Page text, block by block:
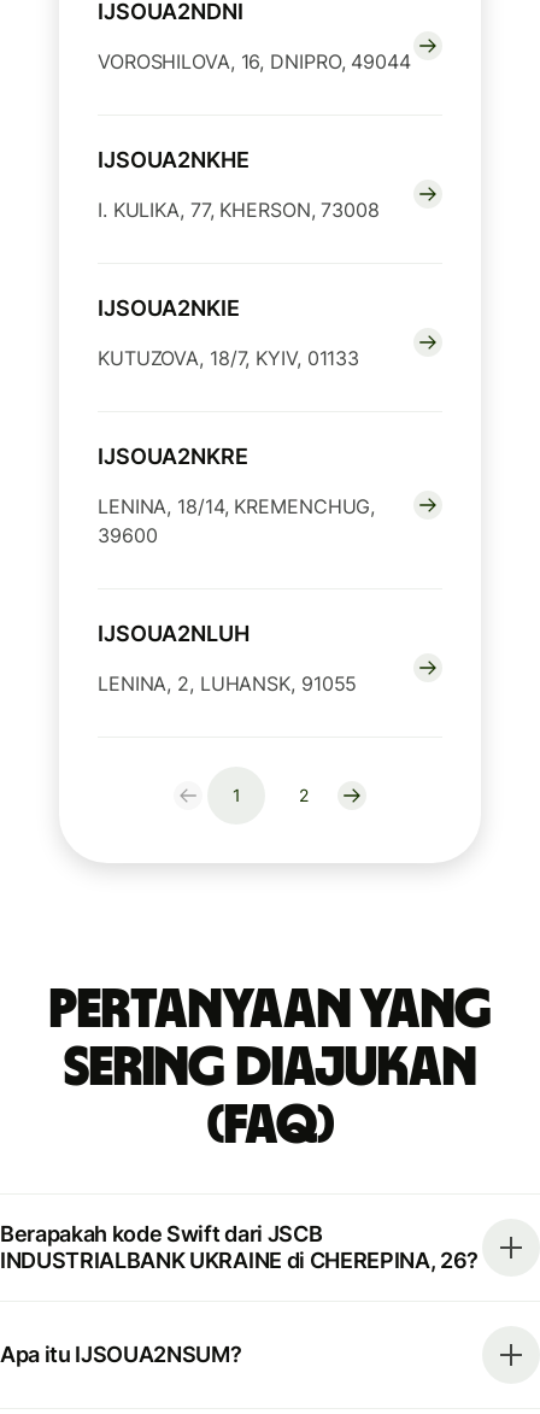
IJSOUA2NDNI
VOROSHILOVA, 16, DNIPRO, 49044
IJSOUA2NKHE
I. KULIKA, 77, KHERSON, 73008
IJSOUA2NKIE
KUTUZOVA, 18/7, KYIV, 01133
IJSOUA2NKRE
LENINA, 18/14, KREMENCHUG,
39600
IJSOUA2NLUH
LENINA, 2, LUHANSK, 91055
1 2
Pertanyaan yang
Sering Diajukan
(FAQ)
Berapakah kode Swift dari JSCB
INDUSTRIALBANK UKRAINE di CHEREPINA, 26?
Apa itu IJSOUA2NSUM?